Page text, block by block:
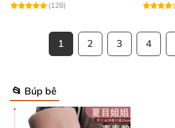
(128)
1 2 3 4
📂 Búp bê